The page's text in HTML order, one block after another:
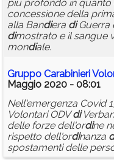
più profondo in quanto
concessione della
alla Bandiera diGuerra
dimostrato e il sangue
mondiale.
Gruppo Carabinieri
Maggio 2020 - 08:01
Nell'emergenza Covid
Volontari ODVdi
delle forze dell'ordine
rispetto dell'ordinanza
spostamenti delle